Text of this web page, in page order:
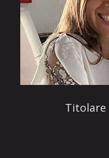
Titolare